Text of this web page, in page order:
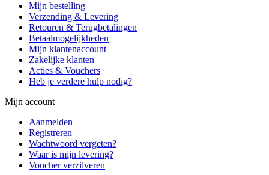
Mijn bestelling
Verzending & Levering
Retouren & Terugbetalingen
Betaalmogelijkheden
Mijn klantenaccount
Zakelijke klanten
Acties & Vouchers
Heb je verdere hulp nodig?
Mijn account
Aanmelden
Registreren
Wachtwoord vergeten?
Waar is mijn levering?
Voucher verzilveren